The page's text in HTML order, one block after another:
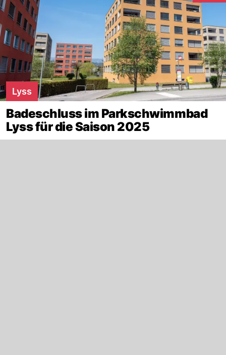
Lyss
Badeschluss im Parkschwimmbad
Lyss für die Saison 2025